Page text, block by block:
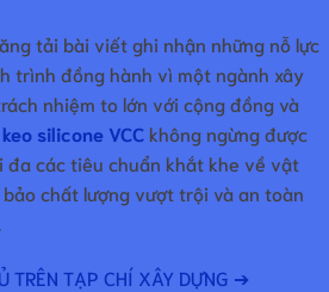
tải bài viết ghi nhận những nỗ lực
trình đồng hành vì một ngành xây
nhiệm to lớn với cộng đồng và
keo silicone VCC không ngừng được
đa các tiêu chuẩn khắt khe về vật
chất lượng vượt trội và an toàn
TẠP CHÍ XÂY DỰNG ➔